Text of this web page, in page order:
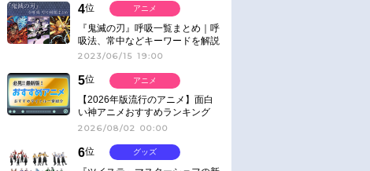
4位
『鬼滅の刃』呼吸一覧まとめ｜呼
吸法、常中などキーワードを解説
2023/06/15 19:00
アニメ
5位
【2026年版流行のアニメ】面白
い神アニメおすすめランキング
【名作・話題作】｜ジャンル別人
2026/08/02 00:00
アニメ
6位
グッズ